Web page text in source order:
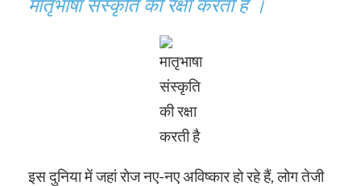
मातृभाषा संस्कृति की रक्षा करती है ।
मातृभाषा
संस्कृति
की रक्षा
करती है
इस दुनिया में जहां रोज नए-नए अविष्कार हो रहे हैं, लोग तेजी